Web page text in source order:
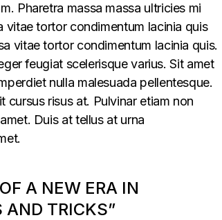
Pharetra massa massa ultricies mi
vitae tortor condimentum lacinia quis
vitae tortor condimentum lacinia quis.
feugiat scelerisque varius. Sit amet
nulla malesuada pellentesque.
risus at. Pulvinar etiam non
Duis at tellus at urna
A NEW ERA IN
TRICKS”